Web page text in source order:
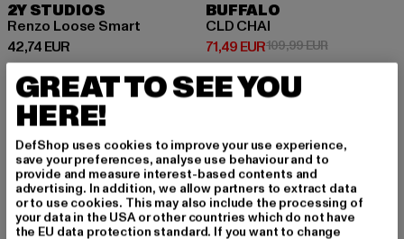
2Y STUDIOS
Renzo Loose Smart
42,74 EUR
Derzeitiger Preis: 42,74 EUR
BUFFALO
CLD CHAI
71,49 EUR
Derzeitiger Preis: 71,49 EUR
109,99 EURAktionspreis:
-15%
GREAT TO SEE YOU
HERE!
DefShop uses cookies to improve your use experience,
save your preferences, analyse use behaviour and to
provide and measure interest-based contents and
advertising. In addition, we allow partners to extract data
or to use cookies. This may also include the processing of
your data in the USA or other countries which do not have
the EU data protection standard. If you want to change